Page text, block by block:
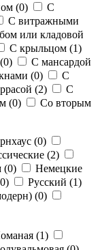
(0)
С
С витражными
или кладовой
С крыльцом (1)
0)
С мансардой
(0)
С
(2)
С
(0)
Со вторым
(0)
(2)
(0)
Немецкие
0) Русский (1)
(0)
(1)